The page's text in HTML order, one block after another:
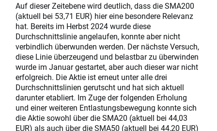
Auf dieser Zeitebene wird deutlich, dass die SMA200
(aktuell bei 53,71 EUR) hier eine besondere Relevanz
hat. Bereits im Herbst 2024 wurde diese
Durchschnittslinie angelaufen, konnte aber nicht
verbindlich überwunden werden. Der nächste Versuch,
diese Linie überzeugend und belastbar zu überwinden
wurde im Januar gestartet, aber auch dieser war nicht
erfolgreich. Die Aktie ist erneut unter alle drei
Durchschnittslinien gerutscht und hat sich aktuell
darunter etabliert. Im Zuge der folgenden Erholung
und einer weiteren Entlastungsbewegung konnte sich
die Aktie sowohl über die SMA20 (aktuell bei 44,03
EUR) als auch über die SMA50 (aktuell bei 44,20 EUR)